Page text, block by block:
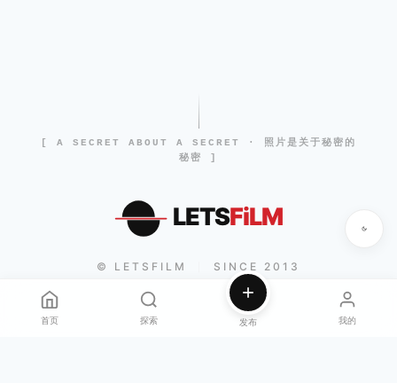
[ A SECRET ABOUT A SECRET · 照片是关于秘密的
秘密 ]
LETSFiLM
© LETSFILM SINCE 2013
首页 探索 发布 我的